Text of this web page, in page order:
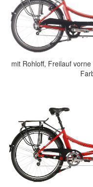
mit Rohloff, Freilauf